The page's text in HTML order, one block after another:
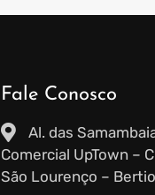
Fale Conosco
Al. das
Comercial UpTown –
São Lourenço –